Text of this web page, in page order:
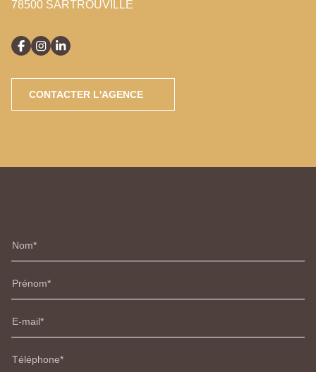
78500 SARTROUVILLE
CONTACTER L'AGENCE
Nom
Prénom
E-mail
Téléphone